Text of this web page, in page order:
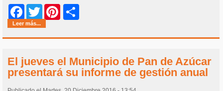
Facebook
Twitter Pinterest
Leer más...
El jueves el Municipio de Pan de Azúcar
presentará su informe de gestión anual